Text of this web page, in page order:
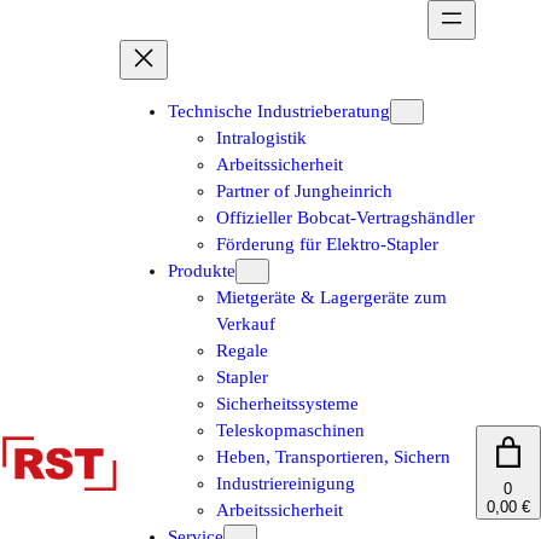
Technische Industrieberatung
Intralogistik
Arbeitssicherheit
Partner of Jungheinrich
Offizieller Bobcat-Vertragshändler
Förderung für Elektro-Stapler
Produkte
Mietgeräte & Lagergeräte zum
Verkauf
Regale
Stapler
Sicherheitssysteme
Teleskopmaschinen
Heben, Transportieren, Sichern
Industriereinigung
Arbeitssicherheit
0
0,00 €